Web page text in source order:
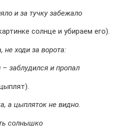
и за тучку забежало
солнце и убираем его).
не ходи за ворота:
– заблудился и пропал
а цыпляток не видно.
солнышко